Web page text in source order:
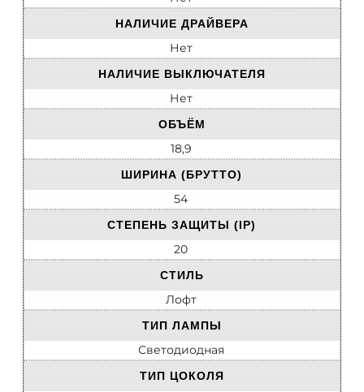
НАЛИЧИЕ ДРАЙВЕРА
Нет
НАЛИЧИЕ ВЫКЛЮЧАТЕЛЯ
Нет
ОБЪЁМ
18,9
ШИРИНА (БРУТТО)
54
СТЕПЕНЬ ЗАЩИТЫ (IP)
20
СТИЛЬ
Лофт
ТИП ЛАМПЫ
Светодиодная
ТИП ЦОКОЛЯ